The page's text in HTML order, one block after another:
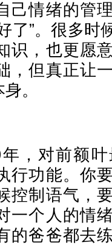
己情绪的管
了”。很多时
识，也更愿
，但真正让
。
，对前额
行功能。你
控制语气，
一个人的情
的爸爸都去